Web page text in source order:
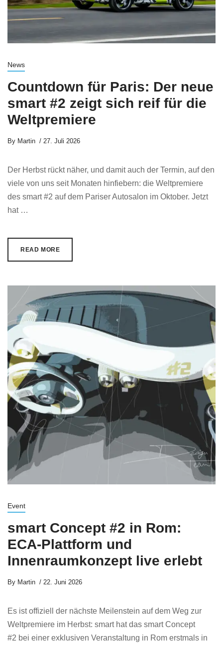
News
Countdown für Paris: Der neue
smart #2 zeigt sich reif für die
Weltpremiere
By Martin 27. Juli 2026
Der Herbst rückt näher, und damit auch der Termin, auf den
viele von uns seit Monaten hinfiebern: die Weltpremiere
des smart #2 auf dem Pariser Autosalon im Oktober. Jetzt
hat …
READ MORE
Event
smart Concept #2 in Rom:
ECA-Plattform und
Innenraumkonzept live erlebt
By Martin 22. Juni 2026
Es ist offiziell der nächste Meilenstein auf dem Weg zur
Weltpremiere im Herbst: smart hat das smart Concept
#2 bei einer exklusiven Veranstaltung in Rom erstmals in